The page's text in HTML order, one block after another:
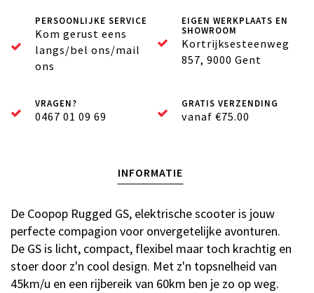
PERSOONLIJKE SERVICE
Kom gerust eens
langs/bel ons/mail
ons
EIGEN WERKPLAATS EN
SHOWROOM
Kortrijksesteenweg
857, 9000 Gent
VRAGEN?
0467 01 09 69
GRATIS VERZENDING
vanaf €75.00
INFORMATIE
De Coopop Rugged GS, elektrische scooter is jouw
perfecte compagion voor onvergetelijke avonturen.
De GS is licht, compact, flexibel maar toch krachtig en
stoer door z'n cool design. Met z'n topsnelheid van
45km/u en een rijbereik van 60km ben je zo op weg.